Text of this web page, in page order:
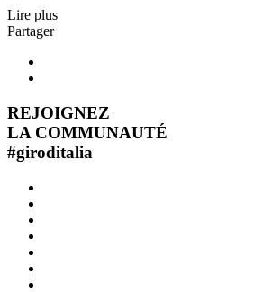
Lire plus
Partager
REJOIGNEZ
LA COMMUNAUTÉ
#giroditalia